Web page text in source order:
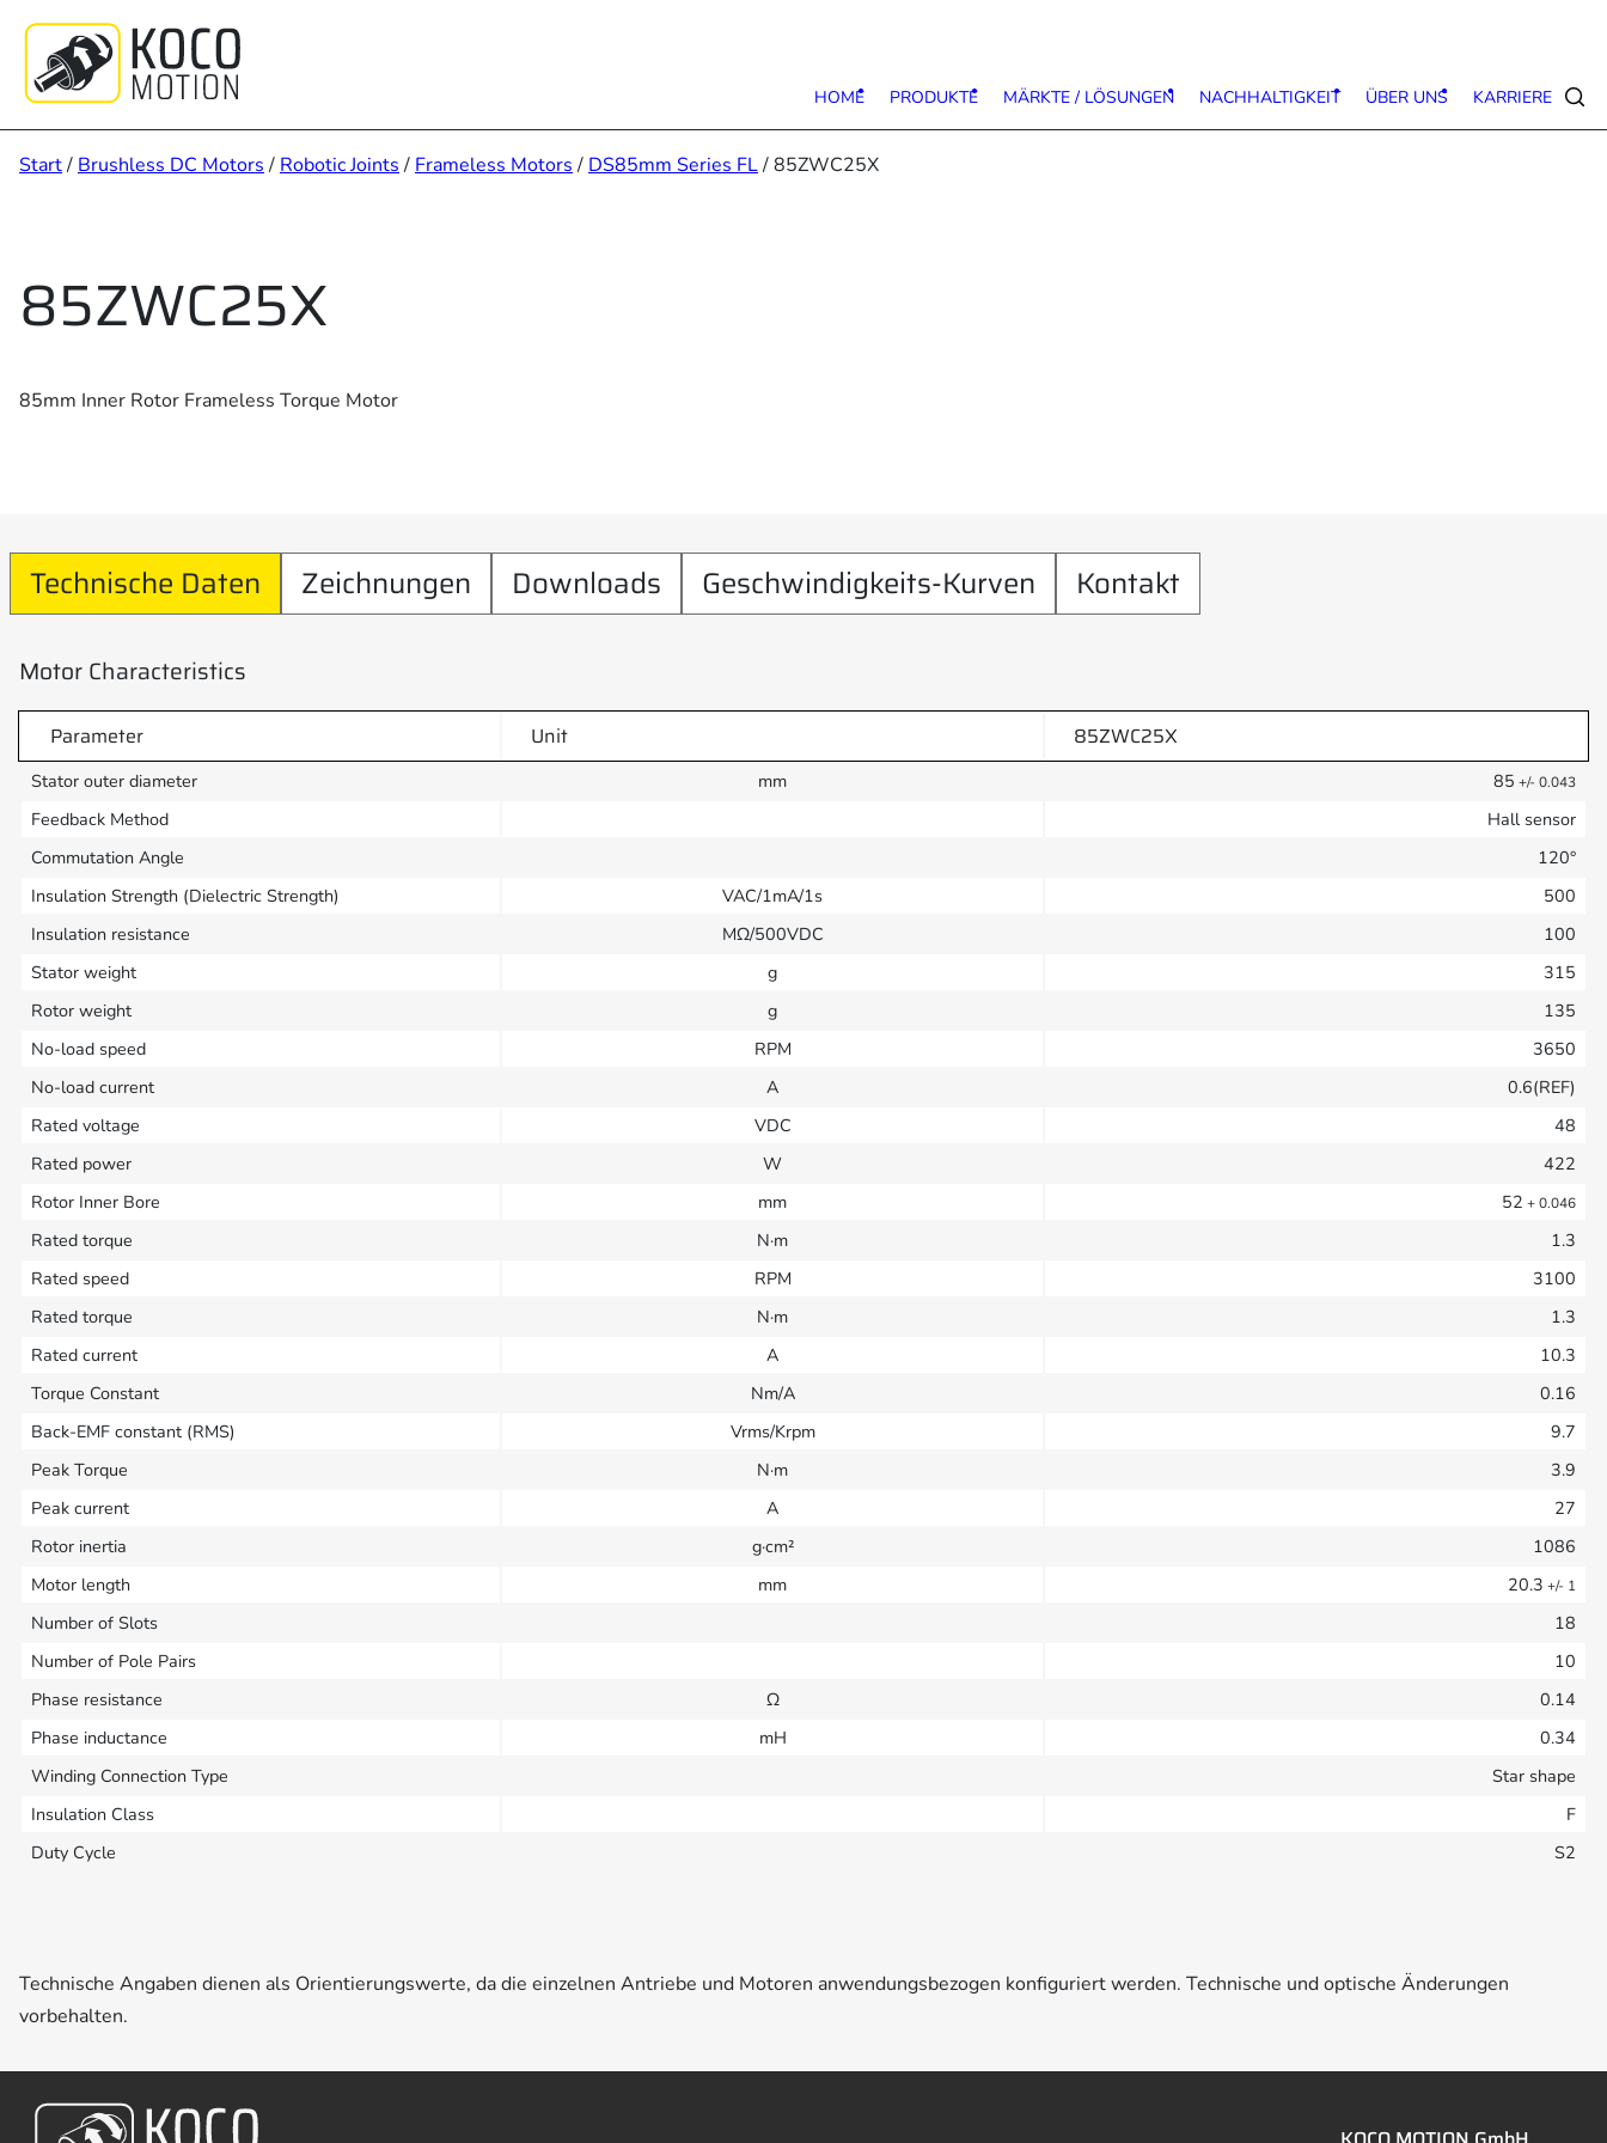
springen
HOME PRODUKTE MÄRKTE / LÖSUNGEN NACHHALTIGKEIT ÜBER UNS KARRIERE
Start/ Brushless DC Motors / Robotic Joints / Frameless Motors / DS85mm Series FL/ 85ZWC25X
85ZWC25X
85mm Inner Rotor Frameless Torque Motor
Technische Daten Zeichnungen Downloads Geschwindigkeits-Kurven Kontakt
Motor Characteristics
Parameter Unit 85ZWC25X
Stator outer diameter mm 85 +/- 0.043
Feedback Method
Hall sensor
Commutation Angle
120°
Insulation Strength (Dielectric Strength)
VAC/1mA/1s
500
Insulation resistance
MΩ/500VDC
100
Stator weight
g
315
Rotor weight
g
135
No-load speed
RPM
3650
No-load current
A
0.6(REF)
Rated voltage
VDC
48
Rated power
W
422
Rotor Inner Bore
mm 52 + 0.046
Rated torque N·m
1.3
Rated speed
RPM
3100
Rated torque
N·m
1.3
Rated current
A
10.3
Torque Constant
Nm/A
0.16
Back-EMF constant (RMS)
Vrms/Krpm
9.7
Peak Torque
N·m
3.9
Peak current
A
27
Rotor inertia
g·cm²
1086
Motor length
mm 20.3 +/- 1
Number of Slots
18
Number of Pole Pairs
10
Phase resistance
Ω
0.14
Phase inductance
mH
0.34
Winding Connection Type
Star shape
Insulation Class
F
Duty Cycle
S2
Technische Angaben dienen als Orientierungswerte, da die einzelnen Antriebe und Motoren anwendungsbezogen konfiguriert werden. Technische und optische Änderungen
vorbehalten.